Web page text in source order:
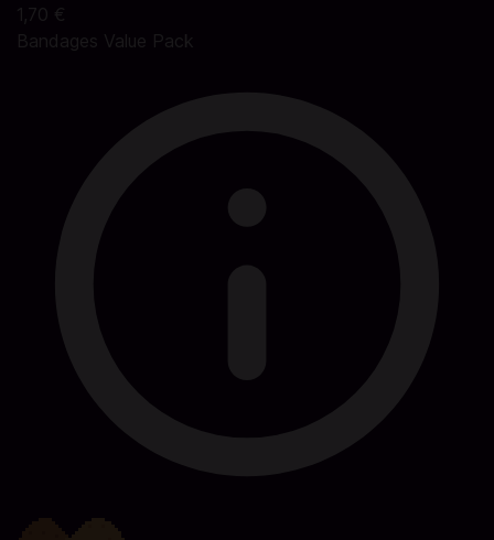
1,70 €
Bandages Value Pack